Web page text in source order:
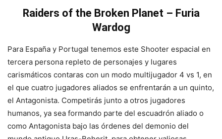
Raiders of the Broken Planet – Furia
Wardog
Para España y Portugal tenemos este Shooter espacial en
tercera persona repleto de personajes y lugares
carismáticos contaras con un modo multijugador 4 vs 1, en
el que cuatro jugadores aliados se enfrentarán a un quinto,
el Antagonista. Competirás junto a otros jugadores
humanos, ya sea formando parte del escuadrón aliado o
como Antagonista bajo las órdenes del demonio del